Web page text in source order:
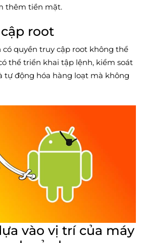
thêm tiền mặt.
root
có quyền truy cập root không thể
thể triển khai tập lệnh, kiểm soát
tự động hóa hàng loạt mà không
vào vị trí của máy